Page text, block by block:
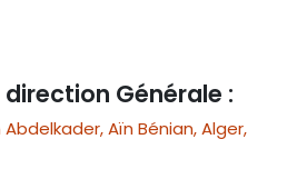
Générale :
Aïn Bénian, Alger,